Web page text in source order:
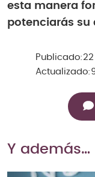
esta manera
potenciarás su
Publicado:
Actualizado:
Y además…